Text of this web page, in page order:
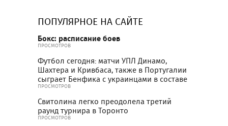
ПОПУЛЯРНОЕ НА САЙТЕ
Бокс: расписание боев
ПРОСМОТРОВ
Футбол сегодня: матчи УПЛ Динамо,
Шахтера и Кривбаса, также в Португалии
сыграет Бенфика с украинцами в составе
ПРОСМОТРОВ
Свитолина легко преодолела третий
раунд турнира в Торонто
ПРОСМОТРОВ